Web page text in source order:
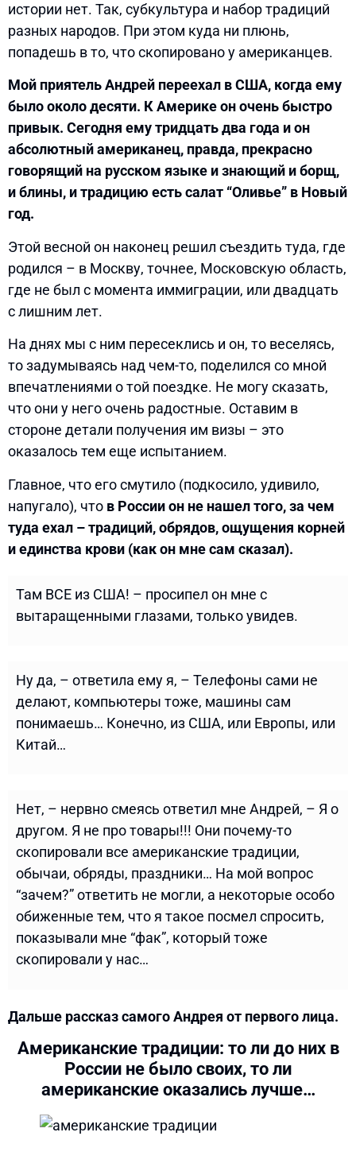
истории нет. Так, субкультура и набор традиций
разных народов. При этом куда ни плюнь,
попадешь в то, что скопировано у американцев.
Мой приятель Андрей переехал в США, когда ему
было около десяти. К Америке он очень быстро
привык. Сегодня ему тридцать два года и он
абсолютный американец, правда, прекрасно
говорящий на русском языке и знающий и борщ,
и блины, и традицию есть салат “Оливье” в Новый
год.
Этой весной он наконец решил съездить туда, где
родился – в Москву, точнее, Московскую область,
где не был с момента иммиграции, или двадцать
с лишним лет.
На днях мы с ним пересеклись и он, то веселясь,
то задумываясь над чем-то, поделился со мной
впечатлениями о той поездке. Не могу сказать,
что они у него очень радостные. Оставим в
стороне детали получения им визы – это
оказалось тем еще испытанием.
Главное, что его смутило (подкосило, удивило,
напугало), что в России он не нашел того, за чем
туда ехал – традиций, обрядов, ощущения корней
и единства крови (как он мне сам сказал).
Там ВСЕ из США! – просипел он мне с
вытаращенными глазами, только увидев.
Ну да, – ответила ему я, – Телефоны сами не
делают, компьютеры тоже, машины сам
понимаешь… Конечно, из США, или Европы, или
Китай…
Нет, – нервно смеясь ответил мне Андрей, – Я о
другом. Я не про товары!!! Они почему-то
скопировали все американские традиции,
обычаи, обряды, праздники… На мой вопрос
“зачем?” ответить не могли, а некоторые особо
обиженные тем, что я такое посмел спросить,
показывали мне “фак”, который тоже
скопировали у нас…
Дальше рассказ самого Андрея от первого лица.
Американские традиции: то ли до них в
России не было своих, то ли
американские оказались лучше…